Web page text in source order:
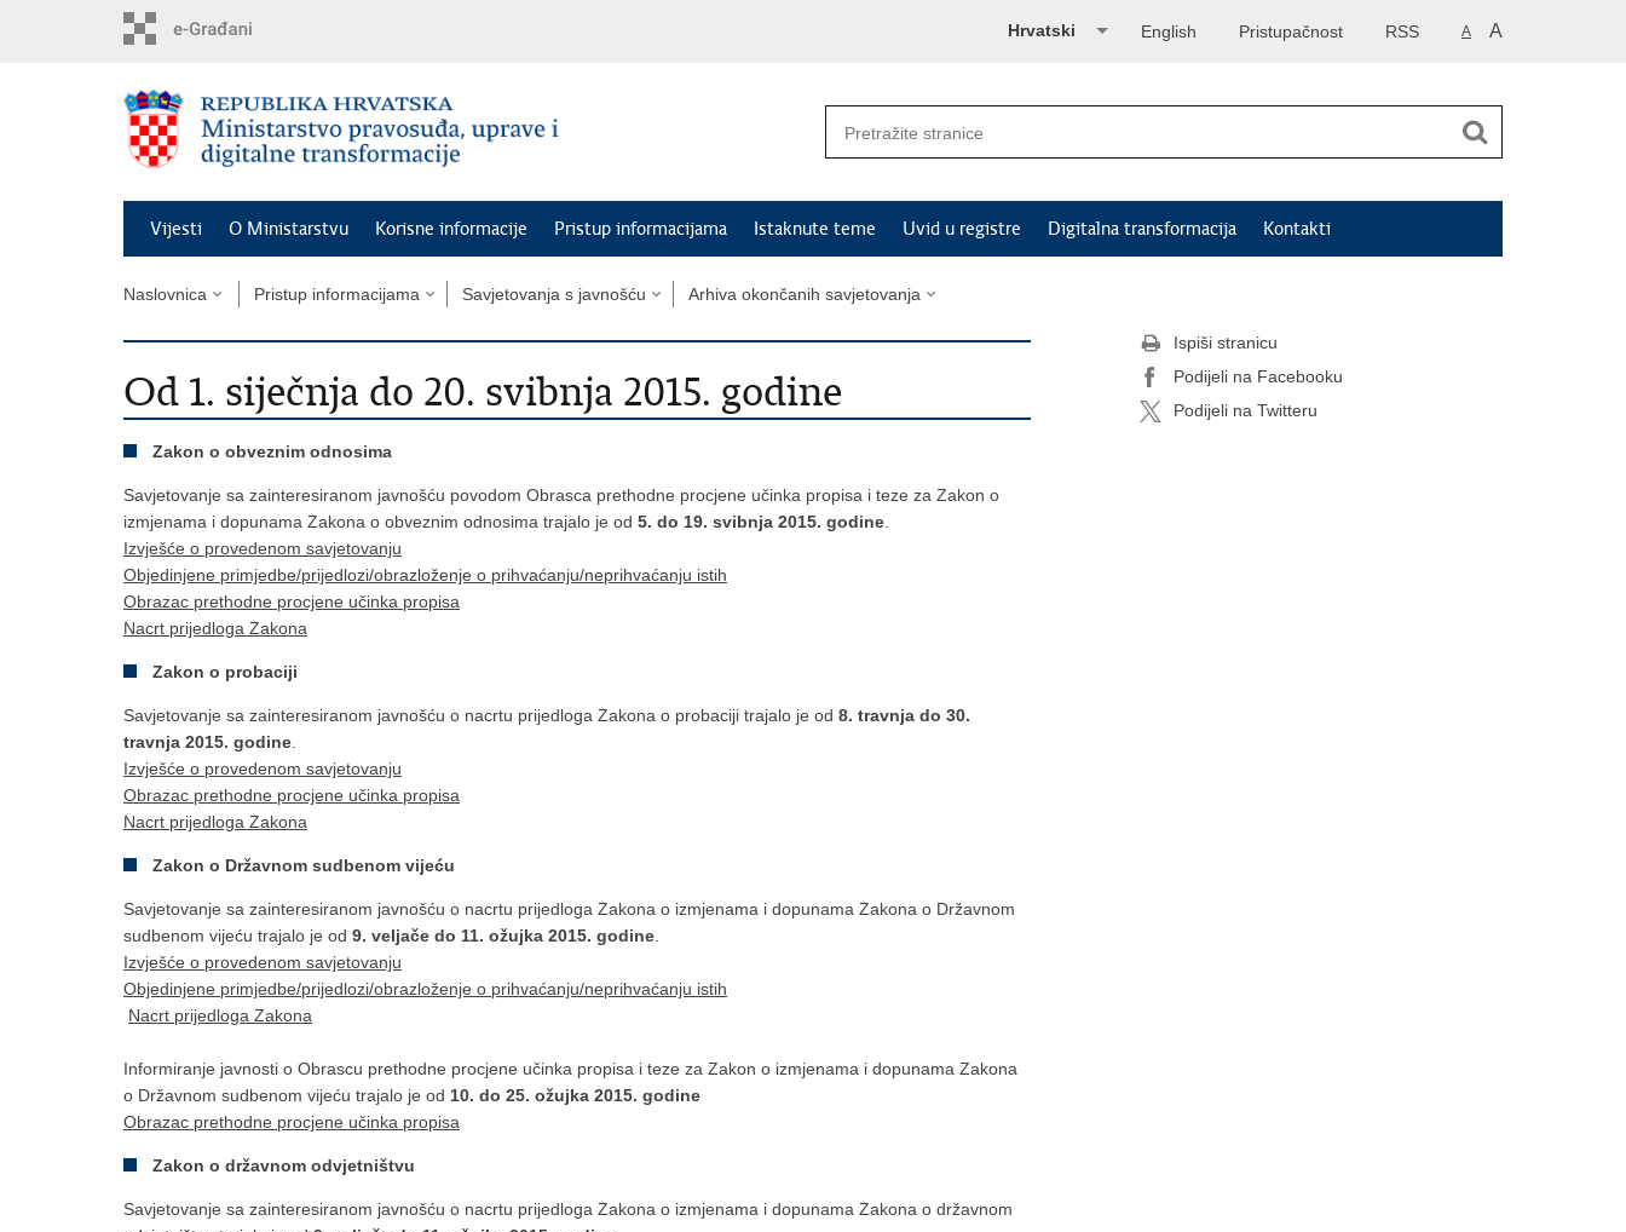
A A
RSS
Pristupačnost
English
Hrvatski
Vijesti O Ministarstvu Korisne informacije Pristup informacijama Istaknute teme Uvid u registre Digitalna transformacija Kontakti
Naslovnica Pristup informacijama Savjetovanja s javnošću Arhiva okončanih savjetovanja
Od 1. siječnja do 20. svibnja 2015. godine
Zakon o obveznim odnosima
Savjetovanje sa zainteresiranom javnošću povodom Obrasca prethodne procjene učinka propisa i teze za Zakon o
izmjenama i dopunama Zakona o obveznim odnosima trajalo je od 5. do 19. svibnja 2015. godine
Izvješće o provedenom savjetovanju
Objedinjene primjedbe/prijedlozi/obrazloženje o prihvaćanju/neprihvaćanju istih
Obrazac prethodne procjene učinka propisa
Nacrt prijedloga Zakona
Zakon o probaciji
Savjetovanje sa zainteresiranom javnošću o nacrtu prijedloga Zakona o probaciji trajalo je od 8. travnja do 30.
travnja 2015. godine
Izvješće o provedenom savjetovanju
Obrazac prethodne procjene učinka propisa
Nacrt prijedloga Zakona
Zakon o Državnom sudbenom vijeću
Savjetovanje sa zainteresiranom javnošću o nacrtu prijedloga Zakona o izmjenama i dopunama Zakona o Državnom
sudbenom vijeću trajalo je od 9. veljače do 11. ožujka 2015. godine
Izvješće o provedenom savjetovanju
Objedinjene primjedbe/prijedlozi/obrazloženje o prihvaćanju/neprihvaćanju istih
Nacrt prijedloga Zakona
Informiranje javnosti o Obrascu prethodne procjene učinka propisa i teze za Zakon o izmjenama i dopunama Zakona
o Državnom sudbenom vijeću trajalo je od 10. do 25. ožujka 2015. godine
Obrazac prethodne procjene učinka propisa
Zakon o državnom odvjetništvu
Savjetovanje sa zainteresiranom javnošću o nacrtu prijedloga Zakona o izmjenama i dopunama Zakona o državnom
Ispiši stranicu
Podijeli na Facebooku
Podijeli na Twitteru